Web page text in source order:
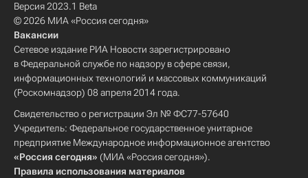
Версия 2023.1 Beta
© 2026 МИА «Россия сегодня»
Вакансии
Сетевое издание РИА Новости зарегистрировано
в Федеральной службе по надзору в сфере связи,
информационных технологий и массовых коммуникаций
(Роскомнадзор) 08 апреля 2014 года.
Свидетельство о регистрации Эл № ФС77-57640
Учредитель: Федеральное государственное унитарное
предприятие Международное информационное агентство
«Россия сегодня» (МИА «Россия сегодня»).
Правила использования материалов